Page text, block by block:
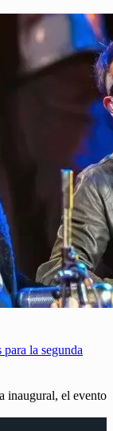
la segunda
inaugural, el evento